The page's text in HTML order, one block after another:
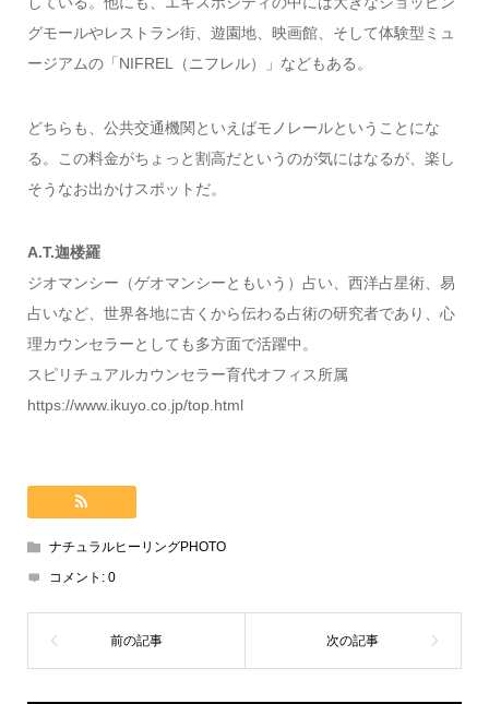
グモールやレストラン街、遊園地、映画館、そして体験型ミュ
ージアムの「NIFREL（ニフレル）」などもある。
どちらも、公共交通機関といえばモノレールということにな
る。この料金がちょっと割高だというのが気にはなるが、楽し
そうなお出かけスポットだ。
A.T.迦楼羅
ジオマンシー（ゲオマンシーともいう）占い、西洋占星術、易
占いなど、世界各地に古くから伝わる占術の研究者であり、心
理カウンセラーとしても多方面で活躍中。
スピリチュアルカウンセラー育代オフィス所属
https://www.ikuyo.co.jp/top.html
ナチュラルヒーリングPHOTO
コメント: 0